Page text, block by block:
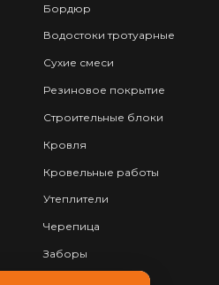
Бордюр
Водостоки тротуарные
Сухие смеси
Резиновое покрытие
Строительные блоки
Кровля
Кровельные работы
Утеплители
Черепица
Заборы